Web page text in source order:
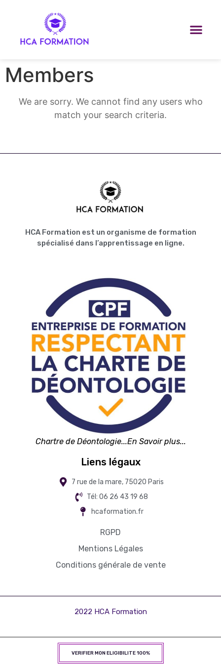
Members
We are sorry. We cannot find any users who
match your search criteria.
HCA Formation est un organisme de formation
spécialisé dans l’apprentissage en ligne.
Chartre de Déontologie...En Savoir plus...
Liens légaux
7 rue de la mare, 75020 Paris
Tél: 06 26 43 19 68
hcaformation.fr
RGPD
Mentions Légales
Conditions générale de vente
2022 HCA Formation
VERIFIER MON ELIGIBILITE 100%